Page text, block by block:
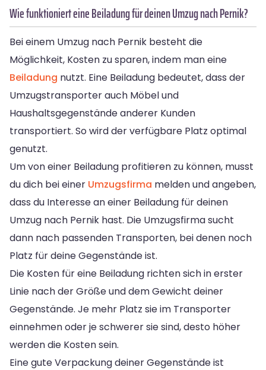
Wie funktioniert eine Beiladung für deinen Umzug nach Pernik?
Bei einem Umzug nach Pernik besteht die
Möglichkeit, Kosten zu sparen, indem man eine
Beiladung nutzt. Eine Beiladung bedeutet, dass der
Umzugstransporter auch Möbel und
Haushaltsgegenstände anderer Kunden
transportiert. So wird der verfügbare Platz optimal
genutzt.
Um von einer Beiladung profitieren zu können, musst
du dich bei einer Umzugsfirma melden und angeben,
dass du Interesse an einer Beiladung für deinen
Umzug nach Pernik hast. Die Umzugsfirma sucht
dann nach passenden Transporten, bei denen noch
Platz für deine Gegenstände ist.
Die Kosten für eine Beiladung richten sich in erster
Linie nach der Größe und dem Gewicht deiner
Gegenstände. Je mehr Platz sie im Transporter
einnehmen oder je schwerer sie sind, desto höher
werden die Kosten sein.
Eine gute Verpackung deiner Gegenstände ist